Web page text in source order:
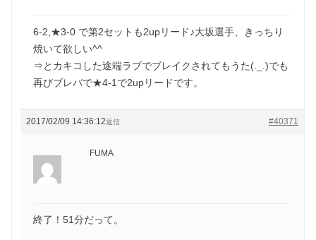
6-2,★3-0 で第2セットも2upリード♪大坂選手、きっちり
焼いて欲しい^^
⇒とカキコした途端ラブでブレイクされてもうた(._.)でも
再びブレバで★4-1で2upリードです。
2017/02/09 14:36:12 #40371
返信
FUMA
終了！51分だって。